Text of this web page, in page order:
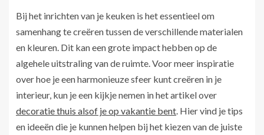
Bij het inrichten van je keuken is het essentieel om
samenhang te creëren tussen de verschillende materialen
en kleuren. Dit kan een grote impact hebben op de
algehele uitstraling van de ruimte. Voor meer inspiratie
over hoe je een harmonieuze sfeer kunt creëren in je
interieur, kun je een kijkje nemen in het artikel over
decoratie thuis alsof je op vakantie bent. Hier vind je tips
en ideeën die je kunnen helpen bij het kiezen van de juiste